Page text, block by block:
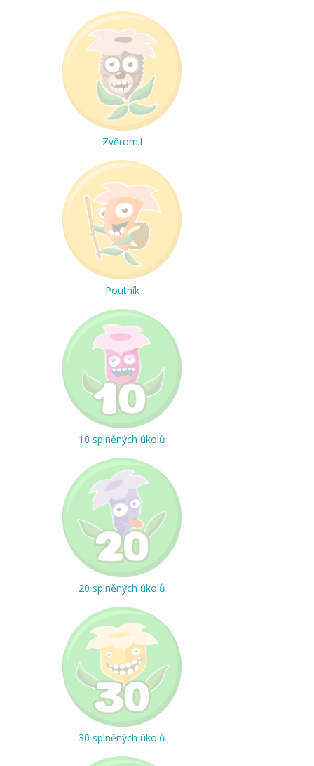
Zvěromil
Poutník
10 splněných úkolů
20 splněných úkolů
30 splněných úkolů